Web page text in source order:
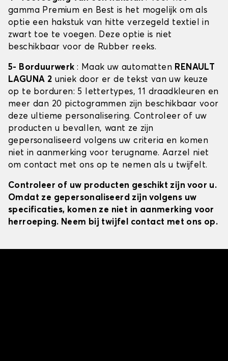
gamma Premium en Best is het mogelijk om als
optie een hakstuk van hitte verzegeld textiel in
zwart toe te voegen. Deze optie is niet
beschikbaar voor de Rubber reeks.
5- Borduurwerk : Maak uw automatten RENAULT
LAGUNA 2 uniek door er de tekst van uw keuze
op te borduren: 5 lettertypes, 11 draadkleuren en
meer dan 20 pictogrammen zijn beschikbaar voor
deze ultieme personalisering. Controleer of uw
producten u bevallen, want ze zijn
gepersonaliseerd volgens uw criteria en komen
niet in aanmerking voor terugname. Aarzel niet
om contact met ons op te nemen als u twijfelt.
Controleer of uw producten geschikt zijn voor u.
Omdat ze gepersonaliseerd zijn volgens uw
specificaties, komen ze niet in aanmerking voor
herroeping. Neem bij twijfel contact met ons op.